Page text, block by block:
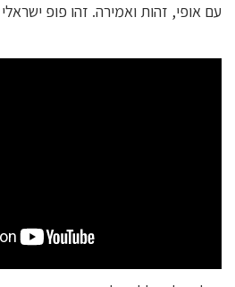
עם אופי, זהות ואמירה. זהו פופ